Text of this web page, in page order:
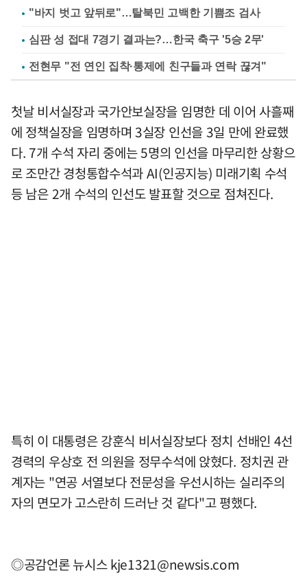
"바지 벗고 앞뒤로"…탈북민 고백한 기쁨조 검사
심판 성 접대 7경기 결과는?…한국 축구 '5승 2무'
전현무 "전 연인 집착·통제에 친구들과 연락 끊겨"
첫날 비서실장과 국가안보실장을 임명한 데 이어 사흘째
에 정책실장을 임명하며 3실장 인선을 3일 만에 완료했
다. 7개 수석 자리 중에는 5명의 인선을 마무리한 상황으
로 조만간 경청통합수석과 AI(인공지능) 미래기획 수석
등 남은 2개 수석의 인선도 발표할 것으로 점쳐진다.
특히 이 대통령은 강훈식 비서실장보다 정치 선배인 4선
경력의 우상호 전 의원을 정무수석에 앉혔다. 정치권 관
계자는 "연공 서열보다 전문성을 우선시하는 실리주의
자의 면모가 고스란히 드러난 것 같다"고 평했다.
◎공감언론 뉴시스kje1321@newsis.com